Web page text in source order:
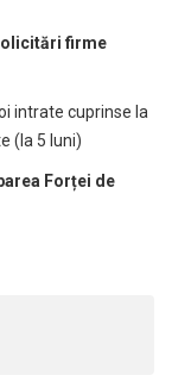
firme
intrate cuprinse la
(la 5 luni)
Forței de